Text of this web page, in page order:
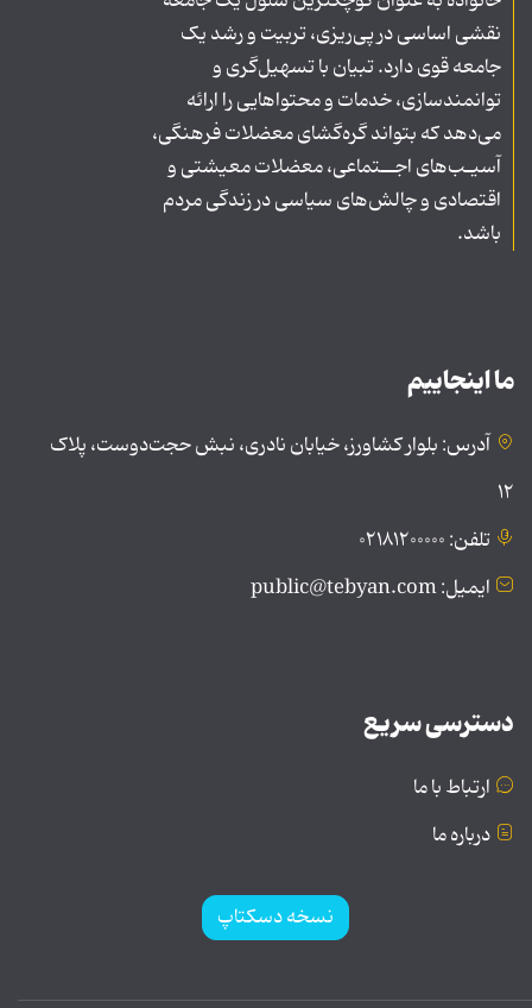
نقشی اساسی در پی‌ریزی، تربیت و رشد یک
جامعه قوی دارد. تبیان با تسهیل‌گری و
توانمندسازی، خدمات و محتواهایی را ارائه
می‌دهد که بتواند گره‌گشای معضلات فرهنگی،
آسیـب‌های اجــتماعی، معضلات معیشتی و
اقتصادی و چالش‌های سیاسی در زندگی مردم
باشد.
ما اینجاییم
آدرس: بلوار کشاورز، خیابان نادری، نبش حجت‌دوست، پلاک
۱۲
تلفن: ۰۲۱۸۱۲۰۰۰۰۰
ایمیل: public@tebyan.com
دسترسی سریع
ارتباط با ما
درباره ما
نسخه دسکتاپ